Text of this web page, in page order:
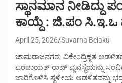
ಸ್ಥಾನಮಾನ ನೀಡಿದ್ದು
ಕಾಯ್ದೆ : ಜಿ.ಪಂ
April 25, 2026 Suvarna Belaku
ಚಾಮರಾಜನಗರ: ವಿಕೇಂದ್ರಿಕೃತ
ಪಂಚಾಯತ್ ರಾಜ್ ವ್ಯವಸ್ಥೆಯನ್ನು
ಜಾರಿಗೊಳಿಸಿ ಸ್ಥಳೀಯ ಆಡಳಿತವನ್ನು